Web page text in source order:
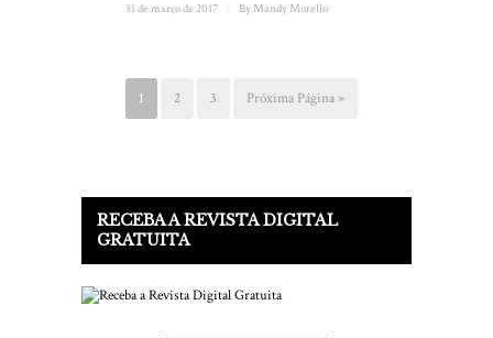
31 de março de 2017 By Mandy Morello
1 2 3 Próxima Página »
RECEBA A REVISTA DIGITAL
GRATUITA